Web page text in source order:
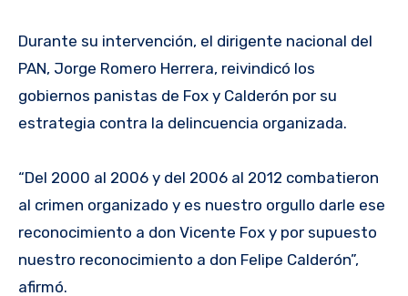
Durante su intervención, el dirigente nacional del
PAN, Jorge Romero Herrera, reivindicó los
gobiernos panistas de Fox y Calderón por su
estrategia contra la delincuencia organizada.
“Del 2000 al 2006 y del 2006 al 2012 combatieron
al crimen organizado y es nuestro orgullo darle ese
reconocimiento a don Vicente Fox y por supuesto
nuestro reconocimiento a don Felipe Calderón”,
afirmó.